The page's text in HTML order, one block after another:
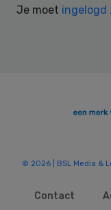
Je moet ingelogd
© 2026 | BSL Media &
Contact